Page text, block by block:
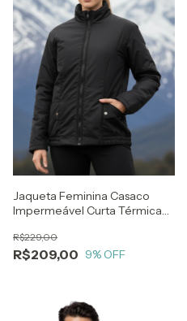
Jaqueta Feminina Casaco
Impermeável Curta Térmica
R$209,00
R$229,00
9% OFF